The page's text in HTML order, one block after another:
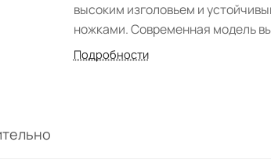
высоким изголовьем и
ножками. Современная модель
стиле Лофт, подходит для
Подробности